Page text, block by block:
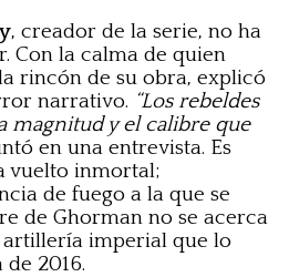
, creador de la serie, no ha
Con la calma de quien
rincón de su obra, explicó
narrativo. “Los rebeldes
magnitud y el calibre que
en una entrevista. Es
vuelto inmortal;
de fuego a la que se
de Ghorman no se acerca
imperial que lo
2016.